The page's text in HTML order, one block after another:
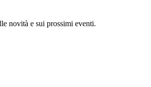
novità e sui prossimi eventi.